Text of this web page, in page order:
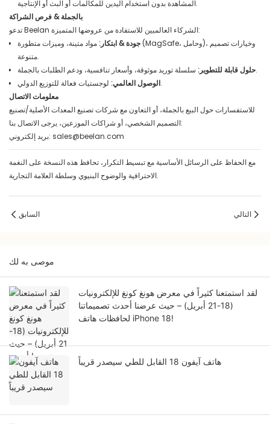
المشاهدة بدون استخدام اليدين للمكالمات أو البث أو الإنتاجية.
بالجملة & فرص الشراكة
تدعو Beelan الشركاء العالميين للاستفادة من عروضها المتميزة:
جودة & ابتكار: مواد متينة، وميزات متطورة (MagSafe، وحامل)، وخيارات تصميم
متنوعة.
حلول قابلة للتطوير:سلسلة توريد موثوقة، وأسعار تنافسية، ودعم الطلبات بالجملة.
الوصول العالمي:لوجستيات فعالة للتوزيع الدولي.
معلومات الاتصال
للاستفسارات حول البيع بالجملة، أو التعاون مع شركات تصنيع المعدات الأصلية/تصنيع
التصميم الشخصي، أو شراكات الموزعين، يرجى الاتصال بنا:
بريد إلكتروني: sales@beelan.com
مع الحفاظ على الرسائل الأساسية مع تبسيط التكرار، تحافظ هذه النسخة على النغمة
الاحترافية والوضوح البنيوي وسلطة العلامة التجارية.
السابق التالي
موصى به لك
لقد استمتعنا كثيراً في معرض هونغ كونغ للإلكترونيات
(18-21 أبريل) – حيث عرضنا أحدث تصميماتنا
لحافظات هاتف iPhone 18!
هاتف آيفون 18 القابل للطي سيصدر قريباً